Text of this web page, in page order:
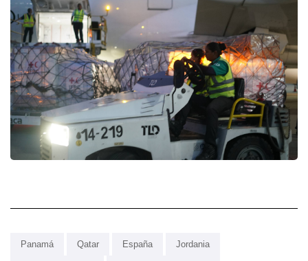
Panamá Qatar España Jordania